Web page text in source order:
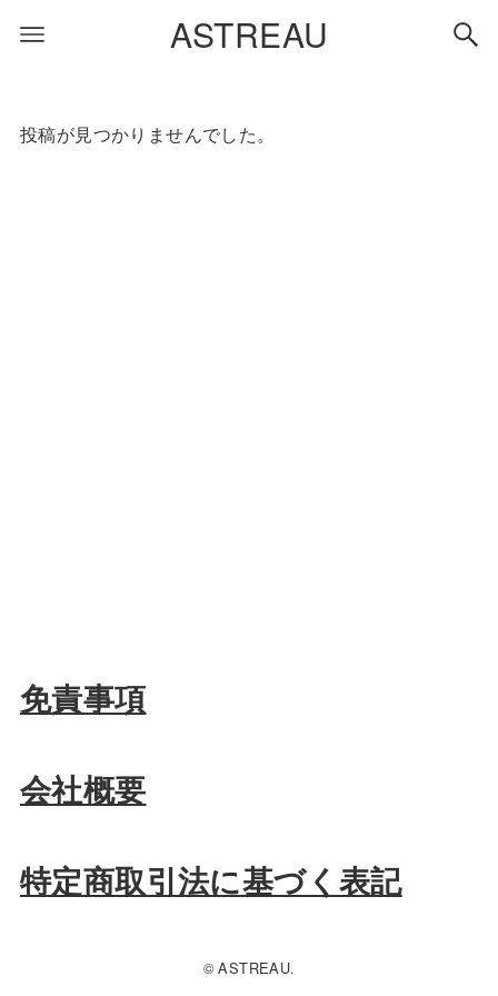
ASTREAU
投稿が見つかりませんでした。
免責事項
会社概要
特定商取引法に基づく表記
© ASTREAU.